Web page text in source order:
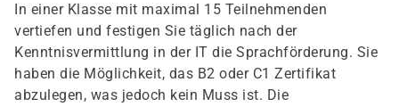
In einer Klasse mit maximal 15 Teilnehmenden
vertiefen und festigen Sie täglich nach der
Kenntnisvermittlung in der IT die Sprachförderung. Sie
haben die Möglichkeit, das B2 oder C1 Zertifikat
abzulegen, was jedoch kein Muss ist. Die